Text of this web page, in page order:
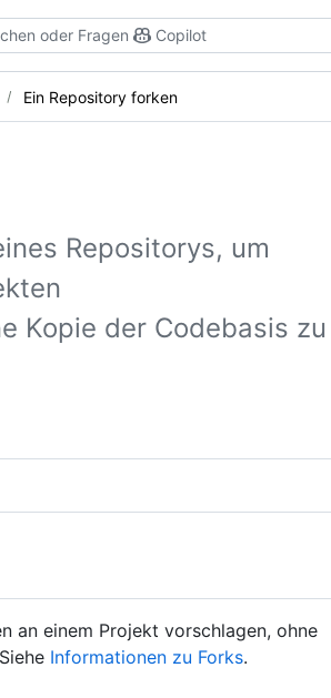
oder Fragen Copilot
Ein Repository forken
Repositorys, um
Kopie der Codebasis zu
an einem Projekt vorschlagen, ohne
Informationen zu Forks.